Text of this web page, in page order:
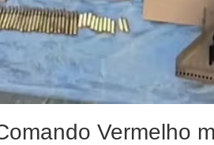
Vermelho